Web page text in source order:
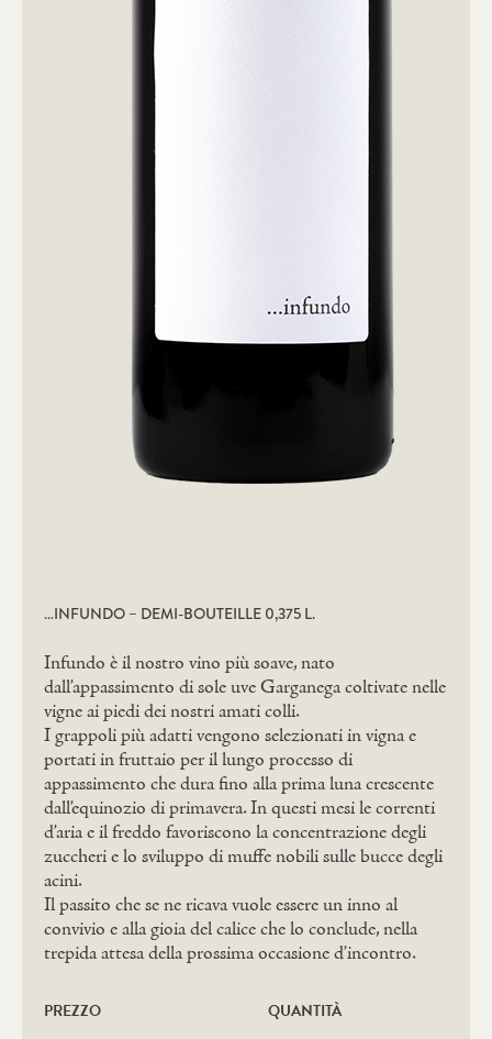
…INFUNDO – DEMI-BOUTEILLE 0,375 L.
Infundo è il nostro vino più soave, nato
dall’appassimento di sole uve Garganega coltivate nelle
vigne ai piedi dei nostri amati colli.
I grappoli più adatti vengono selezionati in vigna e
portati in fruttaio per il lungo processo di
appassimento che dura fino alla prima luna crescente
dall’equinozio di primavera. In questi mesi le correnti
d’aria e il freddo favoriscono la concentrazione degli
zuccheri e lo sviluppo di muffe nobili sulle bucce degli
acini.
Il passito che se ne ricava vuole essere un inno al
convivio e alla gioia del calice che lo conclude, nella
trepida attesa della prossima occasione d’incontro.
PREZZO QUANTITÀ